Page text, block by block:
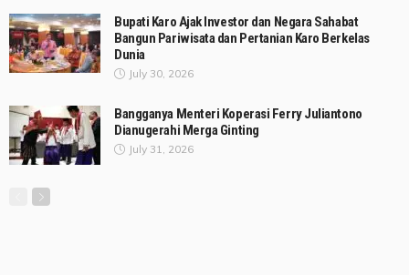
Bupati Karo Ajak Investor dan Negara Sahabat
Bangun Pariwisata dan Pertanian Karo Berkelas
Dunia
July 30, 2026
Bangganya Menteri Koperasi Ferry Juliantono
Dianugerahi Merga Ginting
July 31, 2026